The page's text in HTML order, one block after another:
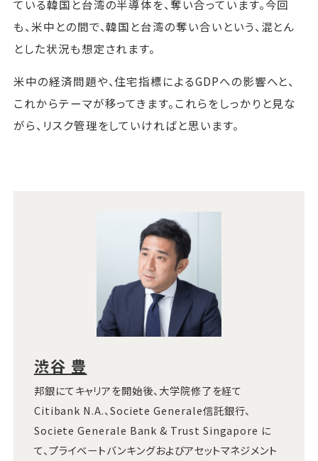
ている韓国と台湾の半導体を、奪い合っています。今回
も、米中との間で、韓国と台湾の奪い合いという、混とん
とした状況も想定されます。
米中の経済問題や、住宅指標によるGDPへの影響へと、
これからテーマが移ってきます。これらをしっかりと見な
がら、リスク管理をしていければと思います。
渋谷 豊
邦銀にてキャリアを開始後、大学院修了を経て
Citibank N.A.、Societe Generale信託銀行、
Societe Generale Bank & Trust Singapore に
て、プライベートバンキングおよびアセットマネジメント